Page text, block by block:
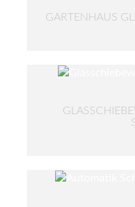
GARTENHAUS